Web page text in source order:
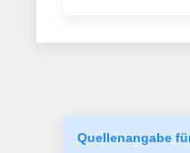
Quellenangabe